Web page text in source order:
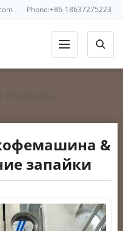
Phone:+86-18637275223
&
запайки